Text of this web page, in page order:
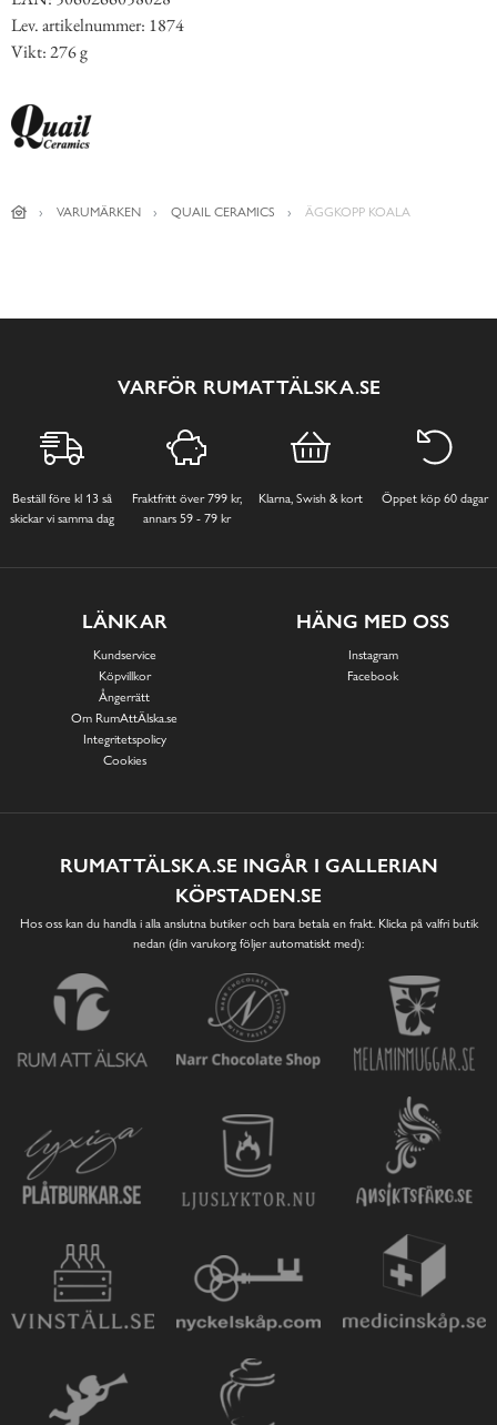
Lev. artikelnummer: 1874
Vikt: 276 g
VARUMÄRKEN QUAIL CERAMICS ÄGGKOPP KOALA
VARFÖR RUMATTÄLSKA.SE
Beställ före kl 13 så
skickar vi samma dag
Fraktfritt över 799 kr,
annars 59 - 79 kr
Klarna, Swish & kort Öppet köp 60 dagar
LÄNKAR
Kundservice
Köpvillkor
Ångerrätt
Om RumAttÄlska.se
Integritetspolicy
Cookies
HÄNG MED OSS
Instagram
Facebook
RUMATTÄLSKA.SE INGÅR I GALLERIAN
KÖPSTADEN.SE
Hos oss kan du handla i alla anslutna butiker och bara betala en frakt. Klicka på valfri butik
nedan (din varukorg följer automatiskt med):